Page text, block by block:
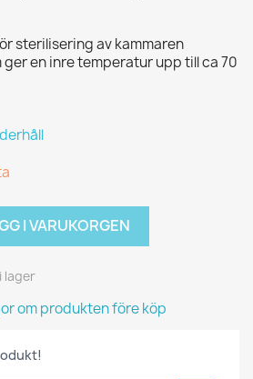
sterilisering av kammaren
en inre temperatur upp till ca 70
I VARUKORGEN
lager
om produkten före köp